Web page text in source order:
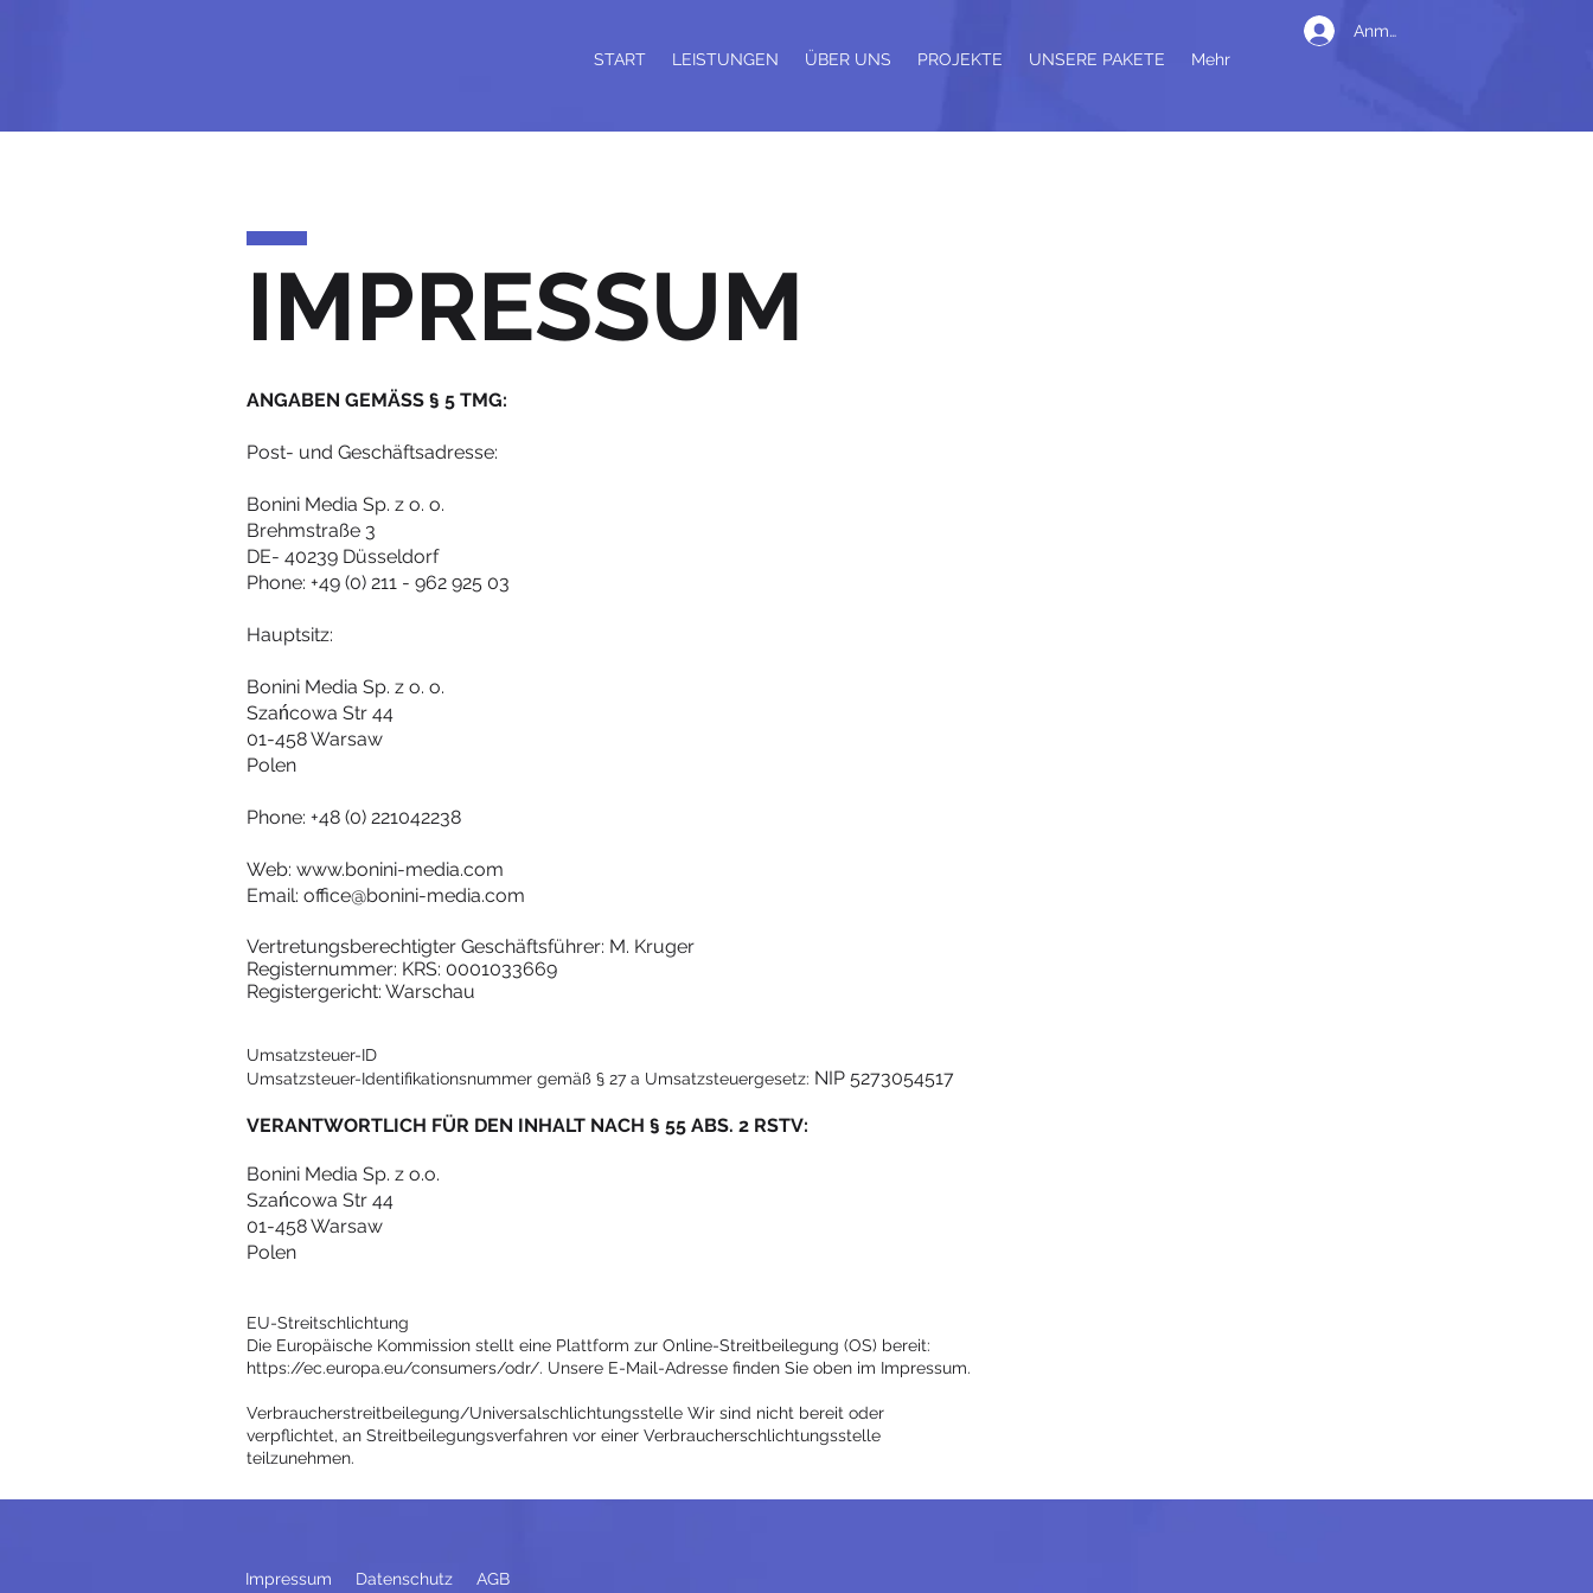
START LEISTUNGEN ÜBER UNS PROJEKTE UNSERE PAKETE Mehr
Anmelden
IMPRESSUM
ANGABEN GEMÄSS § 5 TMG:
Post- und Geschäftsadresse:
Bonini Media Sp. z o. o.
Brehmstraße 3
DE- 40239 Düsseldorf
Phone: +49 (0) 211 - 962 925 03
Hauptsitz:
Bonini Media Sp. z o. o.
Szańcowa Str 44
01-458 Warsaw
Polen
Phone: +48 (0) 221042238
Web: www.bonini-media.com
Email: office@bonini-media.com
Vertretungsberechtigter Geschäftsführer: M. Kruger
Registernummer: KRS: 0001033669
Registergericht: Warschau
Umsatzsteuer-ID
Umsatzsteuer-Identifikationsnummer gemäß § 27 a Umsatzsteuergesetz: NIP 5273054517
VERANTWORTLICH FÜR DEN INHALT NACH § 55 ABS. 2 RSTV:
Bonini Media Sp. z o.o.
Szańcowa Str 44
01-458 Warsaw
Polen
EU-Streitschlichtung
Die Europäische Kommission stellt eine Plattform zur Online-Streitbeilegung (OS) bereit:
https://ec.europa.eu/consumers/odr/. Unsere E-Mail-Adresse finden Sie oben im Impressum.
Verbraucherstreitbeilegung/Universalschlichtungsstelle Wir sind nicht bereit oder
verpflichtet, an Streitbeilegungsverfahren vor einer Verbraucherschlichtungsstelle
teilzunehmen.
Impressum Datenschutz AGB